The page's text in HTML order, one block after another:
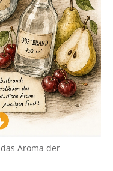
Aroma der